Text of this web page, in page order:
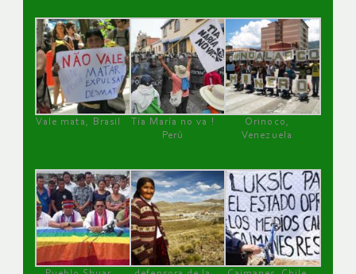
Vale mata, Brasil
Tía María no va !
Perú
Orinoco,
Venezuela